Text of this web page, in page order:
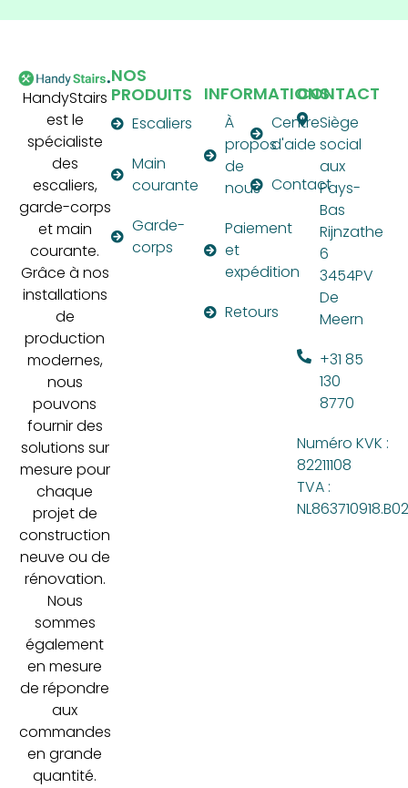
HandyStairs
est le
spécialiste
des
escaliers,
garde-corps
et main
courante.
Grâce à nos
installations
de
production
modernes,
nous
pouvons
fournir des
solutions sur
mesure pour
chaque
projet de
construction
neuve ou de
rénovation.
Nous
sommes
également
en mesure
de répondre
aux
commandes
en grande
quantité.
NOS
PRODUITS
Escaliers
Main
courante
Garde-
corps
INFORMATIONS
À
propos
de
nous
Paiement
et
expédition
Retours
Centre
d'aide
Contact
CONTACT
Siège
social
aux
Pays-
Bas
Rijnzathe
6
3454PV
De
Meern
+31 85
130
8770
Numéro KVK :
82211108
TVA :
NL863710918.B02